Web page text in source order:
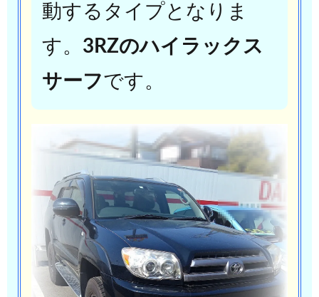
動するタイプとなりま
す。 3RZのハイラックス
サーフです。